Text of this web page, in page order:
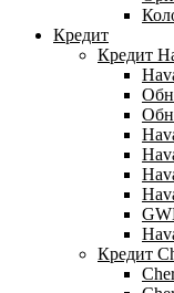
Кредит
Кредит
Кредит